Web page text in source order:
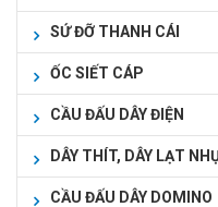
SỨ ĐỠ THANH CÁI
ỐC SIẾT CÁP
CẦU ĐẤU DÂY ĐIỆN
DÂY THÍT, DÂY LẠT
CẦU ĐẤU DÂY DOMINO